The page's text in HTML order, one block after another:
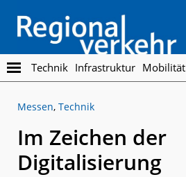
main
content
footer
Regionalverkehr
Die
Fachzeitschrift
den
Personennahverkehr
Technik Infrastruktur Mobilität
Messen, Technik
Im Zeichen der
Digitalisierung